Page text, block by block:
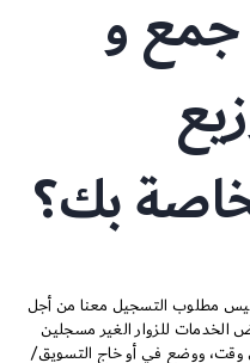
و
بك؟
ليس مطلوب التسجيل معنا من أجل
للزوار الغير مسجلين
وقت، ووضع في أو خاج التسويق/